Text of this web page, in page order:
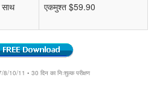
एकमुश्त $59.90
10/11 • 30 दिन का निःशुल्क परीक्षण